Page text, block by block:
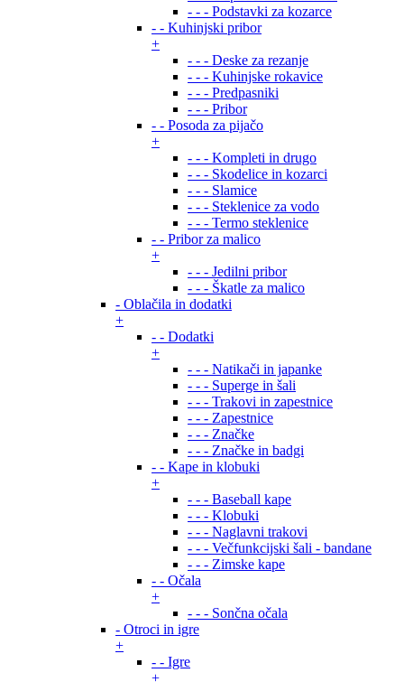
- - - Podstavki za kozarce
- - Kuhinjski pribor
+
- - - Deske za rezanje
- - - Kuhinjske rokavice
- - - Predpasniki
- - - Pribor
- - Posoda za pijačo
+
- - - Kompleti in drugo
- - - Skodelice in kozarci
- - - Slamice
- - - Steklenice za vodo
- - - Termo steklenice
- - Pribor za malico
+
- - - Jedilni pribor
- - - Škatle za malico
- Oblačila in dodatki
+
- - Dodatki
+
- - - Natikači in japanke
- - - Superge in šali
- - - Trakovi in zapestnice
- - - Zapestnice
- - - Značke
- - - Značke in badgi
- - Kape in klobuki
+
- - - Baseball kape
- - - Klobuki
- - - Naglavni trakovi
- - - Večfunkcijski šali - bandane
- - - Zimske kape
- - Očala
+
- - - Sončna očala
- Otroci in igre
+
- - Igre
+